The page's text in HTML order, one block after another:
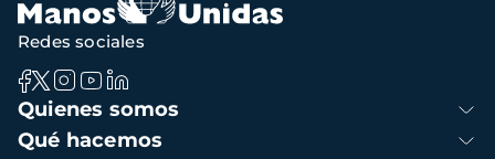
Navegación
principal
Quienes somos
Qué hacemos
Redes sociales